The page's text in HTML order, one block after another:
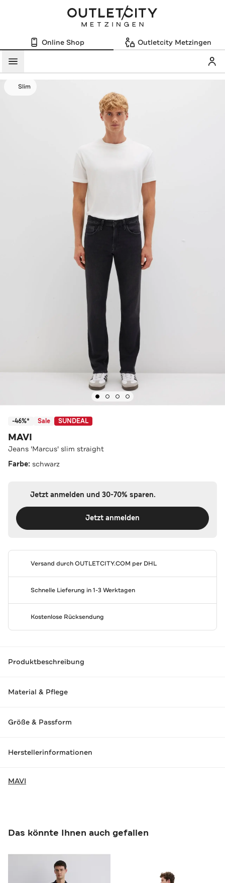
Online Shop Outletcity Metzingen
Menü
Slim
-46%* Sale SUNDEAL
MAVI
Jeans 'Marcus' slim straight
Farbe: schwarz
Jetzt anmelden und 30-70% sparen.
Jetzt anmelden
Versand durchOUTLETCITY.COM per DHL
Schnelle Lieferung in 1-3 Werktagen
Kostenlose Rücksendung
Produktbeschreibung
Material & Pflege
Größe & Passform
Herstellerinformationen
MAVI
Das könnte Ihnen auch gefallen